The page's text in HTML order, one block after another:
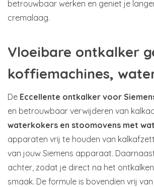
betrouwbaar werken en geniet je
cremalaag.
Vloeibare ontkalker
koffiemachines,
De Eccellente ontkalker voor
en betrouwbaar verwijderen van
waterkokers en stoomovens met
apparaten vrij te houden van
van jouw Siemens apparaat.
achter, zodat je direct na het
smaak. De formule is bovendien vrij